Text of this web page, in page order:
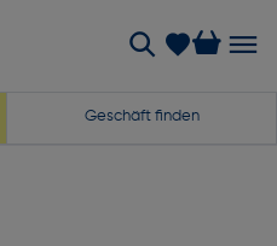
Geschäft finden